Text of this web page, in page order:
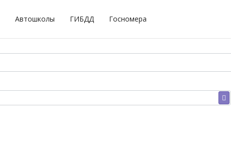
Автошколы ГИБДД Госномера